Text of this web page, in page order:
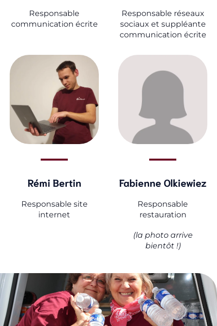
Responsable
communication écrite
Responsable réseaux
sociaux et suppléante
communication écrite
Rémi Bertin
Responsable site
internet
Fabienne Olkiewiez
Responsable
restauration
(la photo arrive
bientôt !)